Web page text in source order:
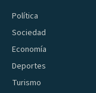
Política
Sociedad
Economía
Deportes
Turismo